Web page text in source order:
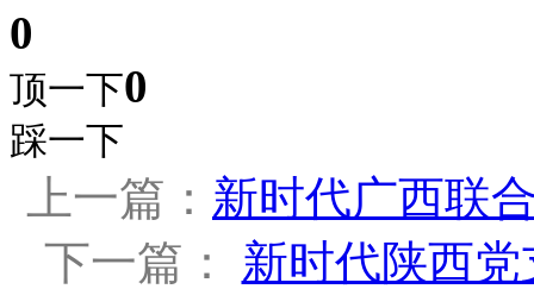
0
顶一下0
踩一下
上一篇： 新时代广西联
下一篇： 新时代陕西